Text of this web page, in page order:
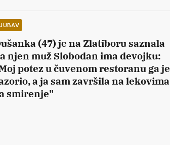
(47) je na Zlatiboru saznala
njen muž Slobodan ima devojku:
potez u čuvenom restoranu ga je
a ja sam završila na lekovima
smirenje"